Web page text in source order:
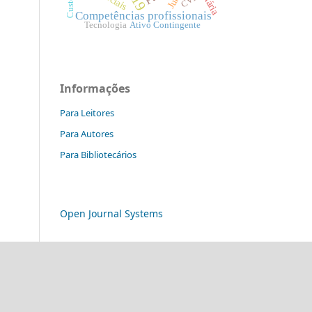
Competências profissionais
Tecnologia Ativo Contingente
Informações
Para Leitores
Para Autores
Para Bibliotecários
Open Journal Systems